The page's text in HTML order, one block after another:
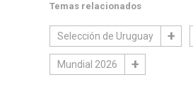
Temas relacionados
Selección de Uruguay
Mundial 2026